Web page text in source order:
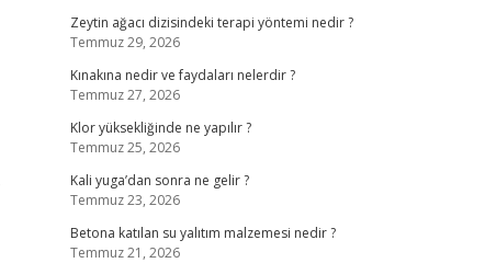
Zeytin ağacı dizisindeki terapi yöntemi nedir ?
Temmuz 29, 2026
Kınakına nedir ve faydaları nelerdir ?
Temmuz 27, 2026
Klor yüksekliğinde ne yapılır ?
Temmuz 25, 2026
Kali yuga’dan sonra ne gelir ?
Temmuz 23, 2026
Betona katılan su yalıtım malzemesi nedir ?
Temmuz 21, 2026